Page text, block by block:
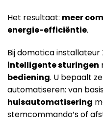
Het resultaat: meer
energie-efficiëntie.
Bij domotica installateur
intelligente sturingen
bediening. U bepaalt
automatiseren: van
huisautomatisering
stemcommando’s of